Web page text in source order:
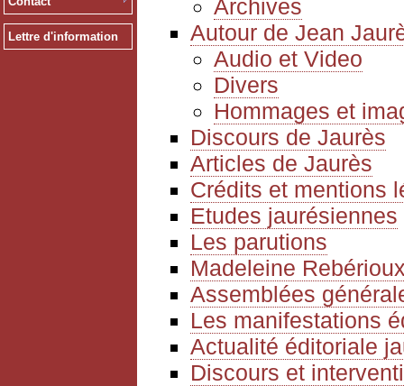
Lettre d'information
Archives
Autour de Jean
Audio et Video
Divers
Hommages et
Discours de Jaurès
Articles de Jaurès
Crédits et mentions
Etudes jaurésiennes
Les parutions
Madeleine
Assemblées
Les manifestations
Actualité éditoriale
Discours et